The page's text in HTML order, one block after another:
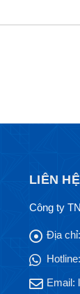
LIÊN HỆ
Công ty
Địa chỉ:
Hotline:
Email: